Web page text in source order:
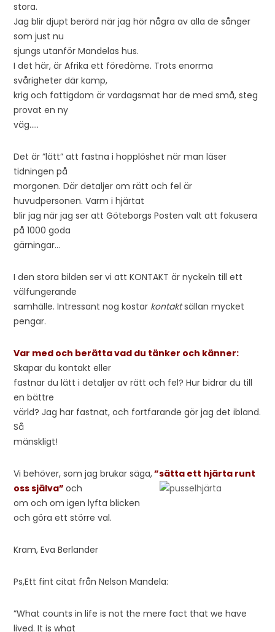
stora.
Jag blir djupt berörd när jag hör några av alla de sånger
som just nu
sjungs utanför Mandelas hus.
I det här, är Afrika ett föredöme. Trots enorma
svårigheter där kamp,
krig och fattigdom är vardagsmat har de med små, steg
provat en ny
väg…..
Det är ”lätt” att fastna i hopplöshet när man läser
tidningen på
morgonen. Där detaljer om rätt och fel är
huvudpersonen. Varm i hjärtat
blir jag när jag ser att Göteborgs Posten valt att fokusera
på 1000 goda
gärningar…
I den stora bilden ser vi att KONTAKT är nyckeln till ett
välfungerande
samhälle. Intressant nog kostar kontaktsällan mycket
pengar.
Var med och berätta vad du tänker och känner:
Skapar du kontakt eller
fastnar du lätt i detaljer av rätt och fel? Hur bidrar du till
en bättre
värld? Jag har fastnat, och fortfarande gör jag det ibland.
Så
mänskligt!
Vi behöver, som jag brukar säga,”sätta ett hjärta runt
oss själva”och
om och om igen lyfta blicken
och göra ett större val.
Kram, Eva Berlander
Ps,Ett fint citat från Nelson Mandela:
”What counts in life is not the mere fact that we have
lived. It is what